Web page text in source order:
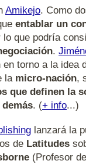
Amikejo. Como
entablar un
lo que podría
.
en torno a la idea
la micro-nación,
que definen la
. (+ info...)
lanzará la
de Latitudes
(Profesor